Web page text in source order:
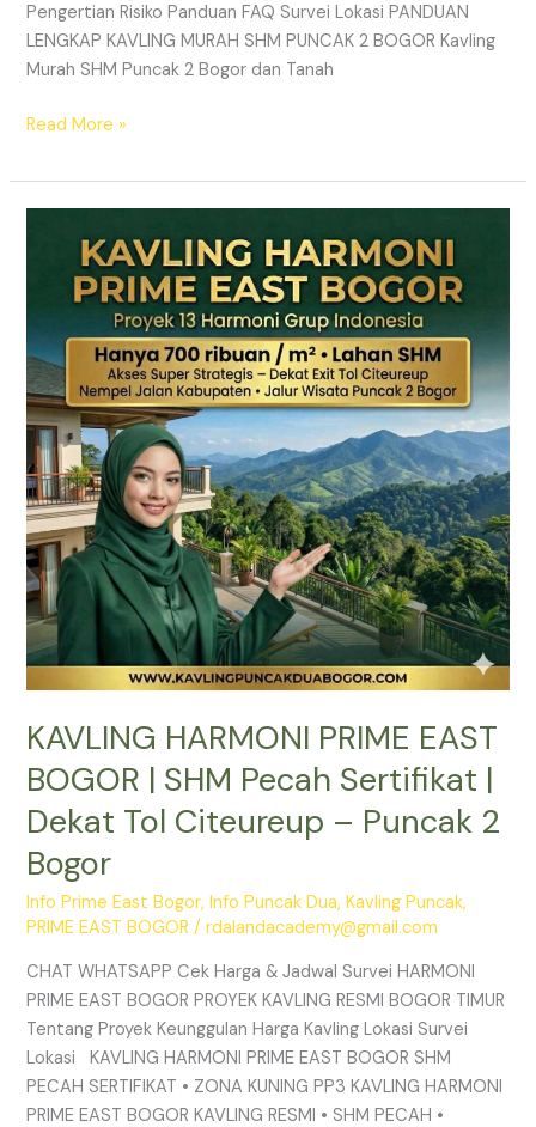
Pengertian Risiko Panduan FAQ Survei Lokasi PANDUAN
LENGKAP KAVLING MURAH SHM PUNCAK 2 BOGOR Kavling
Murah SHM Puncak 2 Bogor dan Tanah
Read More »
KAVLING HARMONI PRIME EAST
BOGOR | SHM Pecah Sertifikat |
Dekat Tol Citeureup – Puncak 2
Bogor
Info Prime East Bogor,Info Puncak Dua,Kavling Puncak,
PRIME EAST BOGOR /rdalandacademy@gmail.com
CHAT WHATSAPP Cek Harga & Jadwal Survei HARMONI
PRIME EAST BOGOR PROYEK KAVLING RESMI BOGOR TIMUR
Tentang Proyek Keunggulan Harga Kavling Lokasi Survei
Lokasi KAVLING HARMONI PRIME EAST BOGOR SHM
PECAH SERTIFIKAT • ZONA KUNING PP3 KAVLING HARMONI
PRIME EAST BOGOR KAVLING RESMI • SHM PECAH •
HARMONI
BOGOR
|
SHM
Pecah
Sertifikat
|
Dekat
Tol
Citeureup
–
Puncak
2